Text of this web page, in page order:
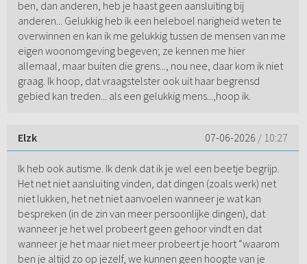
ben, dan anderen, heb je haast geen aansluiting bij
anderen... Gelukkig heb ik een heleboel narigheid weten te
overwinnen en kan ik me gelukkig tussen de mensen van me
eigen woonomgeving begeven; ze kennen me hier
allemaal, maar buiten die grens..., nou nee, daar kom ik niet
graag. Ik hoop, dat vraagstelster ook uit haar begrensd
gebied kan treden... als een gelukkig mens...,hoop ik.
Elzk 07-06-2026 / 10:27
Ik heb ook autisme. Ik denk dat ik je wel een beetje begrijp.
Het net niet aansluiting vinden, dat dingen (zoals werk) net
niet lukken, het net niet aanvoelen wanneer je wat kan
bespreken (in de zin van meer persoonlijke dingen), dat
wanneer je het wel probeert geen gehoor vindt en dat
wanneer je het maar niet meer probeert je hoort “waarom
ben je altijd zo op jezelf, we kunnen geen hoogte van je